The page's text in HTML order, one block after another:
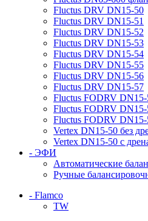
Fluctus DRV DN15-50
Fluctus DRV DN15-51
Fluctus DRV DN15-52
Fluctus DRV DN15-53
Fluctus DRV DN15-54
Fluctus DRV DN15-55
Fluctus DRV DN15-56
Fluctus DRV DN15-57
Fluctus FODRV DN15-
Fluctus FODRV
Fluctus FODRV
Vertex DN15-50 без
Vertex DN15-50 с
- ЭФИ
Автоматические
Ручные
- Flamco
TW